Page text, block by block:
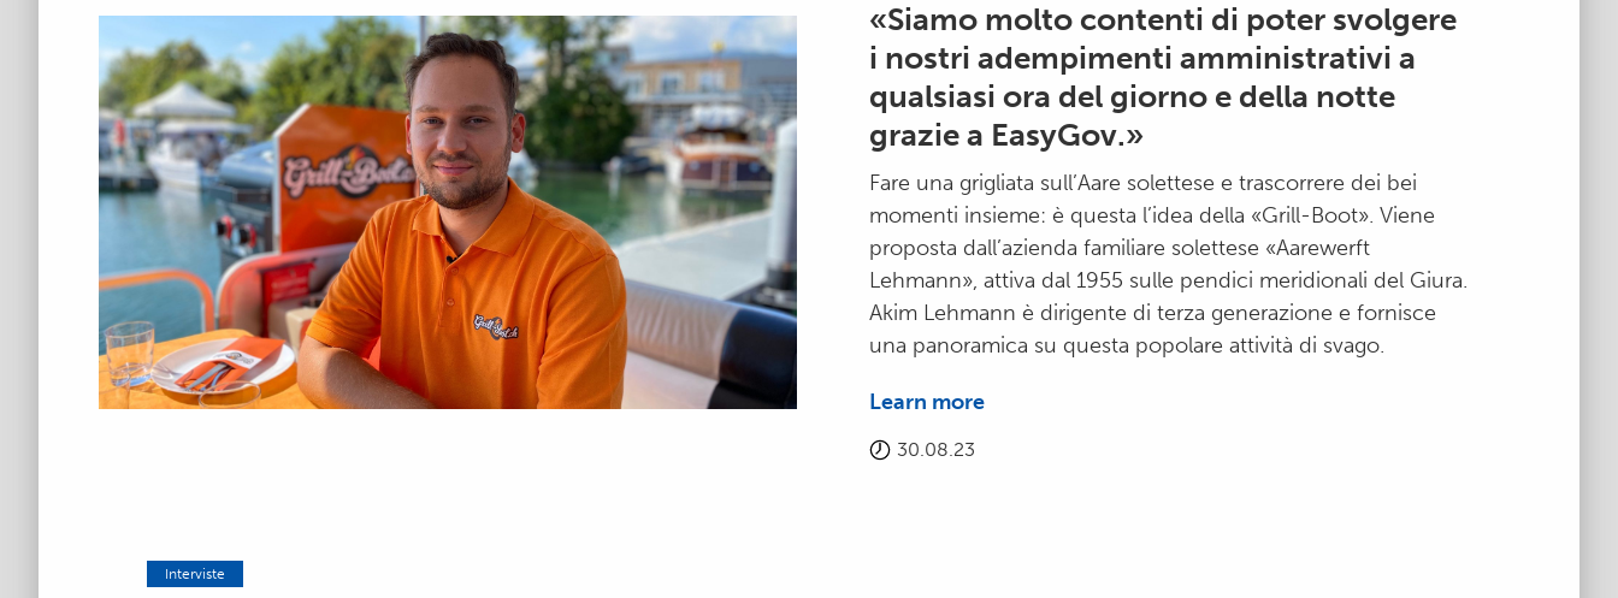
«Siamo molto contenti di poter svolgere
i nostri adempimenti amministrativi a
qualsiasi ora del giorno e della notte
grazie a EasyGov.»
Fare una grigliata sull’Aare solettese e trascorrere dei bei
momenti insieme: è questa l’idea della «Grill-Boot». Viene
proposta dall’azienda familiare solettese «Aarewerft
Lehmann», attiva dal 1955 sulle pendici meridionali del Giura.
Akim Lehmann è dirigente di terza generazione e fornisce
una panoramica su questa popolare attività di svago.
Learn more
30.08.23
Interviste